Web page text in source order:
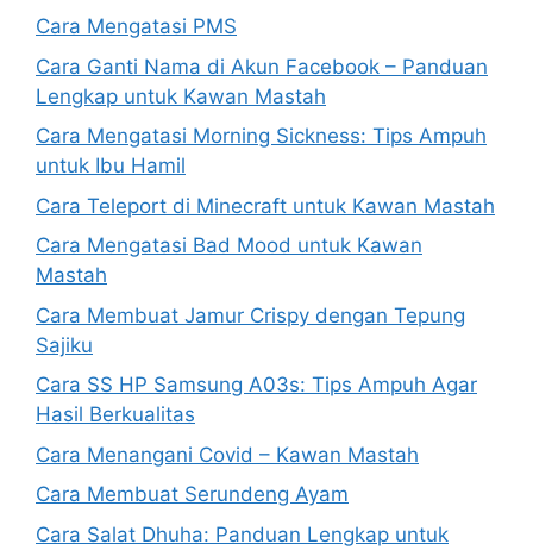
Cara Mengatasi PMS
Cara Ganti Nama di Akun Facebook – Panduan
Lengkap untuk Kawan Mastah
Cara Mengatasi Morning Sickness: Tips Ampuh
untuk Ibu Hamil
Cara Teleport di Minecraft untuk Kawan Mastah
Cara Mengatasi Bad Mood untuk Kawan
Mastah
Cara Membuat Jamur Crispy dengan Tepung
Sajiku
Cara SS HP Samsung A03s: Tips Ampuh Agar
Hasil Berkualitas
Cara Menangani Covid – Kawan Mastah
Cara Membuat Serundeng Ayam
Cara Salat Dhuha: Panduan Lengkap untuk